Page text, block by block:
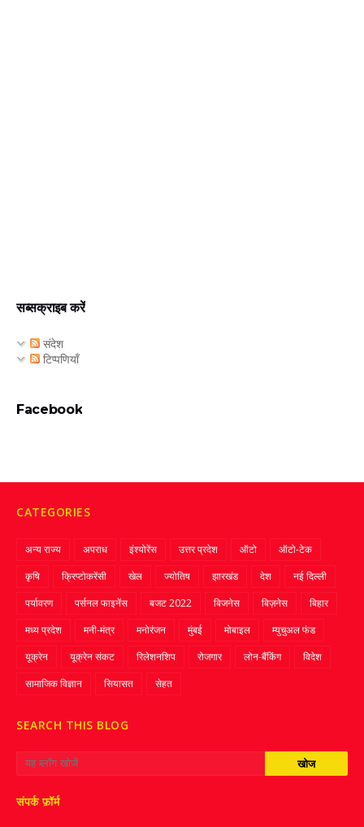
सब्सक्राइब करें
संदेश
टिप्पणियाँ
Facebook
CATEGORIES
अन्य राज्य अपराध इंश्योरेंस उत्तर प्रदेश ऑटो
ऑटो-टेक
कृषि
क्रिप्‍टोकरेंसी खेल ज्‍योतिष झारखंड देश
नई दिल्ली
पर्यावरण
पर्सनल फाइनेंस बजट 2022 बिजनेस बिज़नेस
बिहार
मध्य प्रदेश
मनी-मंत्र मनोरंजन मुंबई मोबाइल
म्‍युचुअल फंड
यूक्रेन
यूक्रेन संकट रिलेशनशिप रोजगार लोन-बैंकिंग
विदेश
सामाजिक विज्ञान
सियासत सेहत
SEARCH THIS BLOG
संपर्क फ़ॉर्म